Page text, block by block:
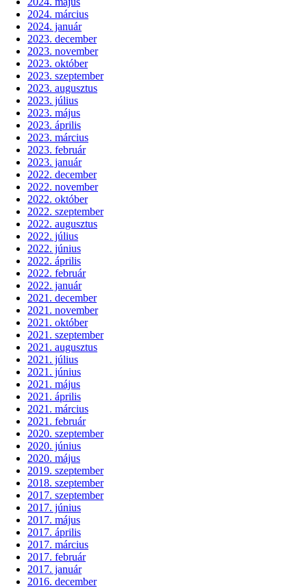
2024. március
2024. január
2023. december
2023. november
2023. október
2023. szeptember
2023. augusztus
2023. július
2023. május
2023. április
2023. március
2023. február
2023. január
2022. december
2022. november
2022. október
2022. szeptember
2022. augusztus
2022. július
2022. június
2022. április
2022. február
2022. január
2021. december
2021. november
2021. október
2021. szeptember
2021. augusztus
2021. július
2021. június
2021. május
2021. április
2021. március
2021. február
2020. szeptember
2020. június
2020. május
2019. szeptember
2018. szeptember
2017. szeptember
2017. június
2017. május
2017. április
2017. március
2017. február
2017. január
2016. december